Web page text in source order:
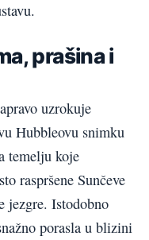
prašina i
uzrokuje
Hubbleovu snimku
temelju koje
raspršene Sunčeve
jezgre. Istodobno
porasla u blizini